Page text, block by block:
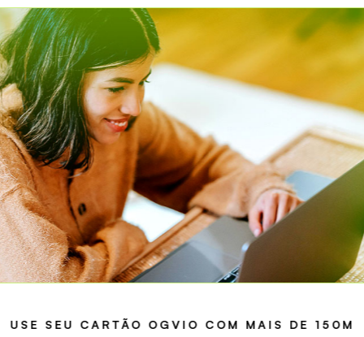
USE SEU CARTÃO OGVIO COM MAIS DE 150M